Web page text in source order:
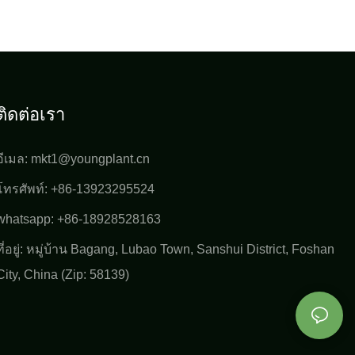
ดต่อเรา
เมล: mkt1@youngplant.cn
ทรศัพท์: +86-13923295524
+86-18928528163
อยู่: หมู่บ้าน Bagang, Lubao Town, Sanshui District, Foshan
China (Zip: 58139)